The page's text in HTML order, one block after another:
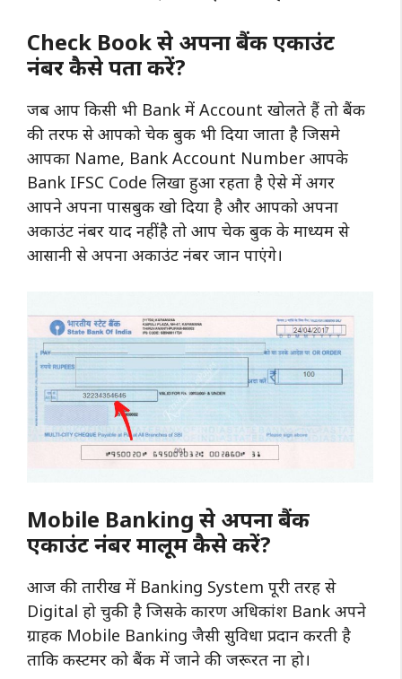
Check Book से अपना बैंक एकाउंट
नंबर कैसे पता करें?
जब आप किसी भी Bank में Account खोलते हैं तो बैंक
की तरफ से आपको चेक बुक भी दिया जाता है जिसमे
आपका Name, Bank Account Number आपके
Bank IFSC Code लिखा हुआ रहता है ऐसे में अगर
आपने अपना पासबुक खो दिया है और आपको अपना
अकाउंट नंबर याद नहीं है तो आप चेक बुक के माध्यम से
आसानी से अपना अकाउंट नंबर जान पाएंगे।
Mobile Banking से अपना बैंक
एकाउंट नंबर मालूम कैसे करें?
आज की तारीख में Banking System पूरी तरह से
Digital हो चुकी है जिसके कारण अधिकांश Bank अपने
ग्राहक Mobile Banking जैसी सुविधा प्रदान करती है
ताकि कस्टमर को बैंक में जाने की जरूरत ना हो।